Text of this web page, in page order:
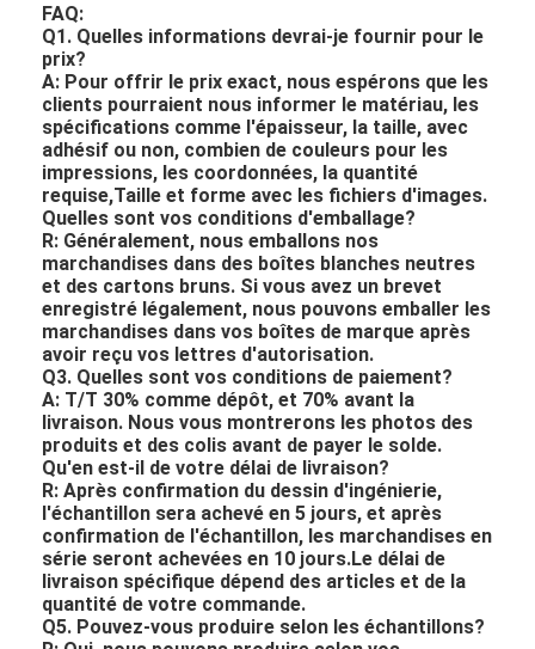
FAQ:
Q1. Quelles informations devrai-je fournir pour le
prix?
A: Pour offrir le prix exact, nous espérons que les
clients pourraient nous informer le matériau, les
spécifications comme l'épaisseur, la taille, avec
adhésif ou non, combien de couleurs pour les
impressions, les coordonnées, la quantité
requise,Taille et forme avec les fichiers d'images.
Quelles sont vos conditions d'emballage?
R: Généralement, nous emballons nos
marchandises dans des boîtes blanches neutres
et des cartons bruns. Si vous avez un brevet
enregistré légalement, nous pouvons emballer les
marchandises dans vos boîtes de marque après
avoir reçu vos lettres d'autorisation.
Q3. Quelles sont vos conditions de paiement?
A: T/T 30% comme dépôt, et 70% avant la
livraison. Nous vous montrerons les photos des
produits et des colis avant de payer le solde.
Qu'en est-il de votre délai de livraison?
R: Après confirmation du dessin d'ingénierie,
l'échantillon sera achevé en 5 jours, et après
confirmation de l'échantillon, les marchandises en
série seront achevées en 10 jours.Le délai de
livraison spécifique dépend des articles et de la
quantité de votre commande.
Q5. Pouvez-vous produire selon les échantillons?